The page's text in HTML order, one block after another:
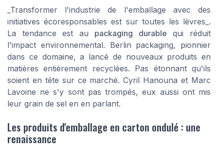
_Transformer l'industrie de l'emballage avec des
initiatives écoresponsables est sur toutes les lèvres_.
La tendance est au packaging durable qui réduit
l'impact environnemental. Berlin packaging, pionnier
dans ce domaine, a lancé de nouveaux produits en
matières entièrement recyclées. Pas étonnant qu'ils
soient en tête sur ce marché. Cyril Hanouna et Marc
Lavoine ne s'y sont pas trompés, eux aussi ont mis
leur grain de sel en en parlant.
Les produits d'emballage en carton ondulé : une
renaissance